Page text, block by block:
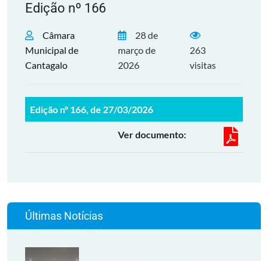
Edição nº 166
Câmara
Municipal de
Cantagalo
28 de
março de
2026
263
visitas
Edição nº 166, de 27/03/2026
Ver documento:
Últimas Notícias